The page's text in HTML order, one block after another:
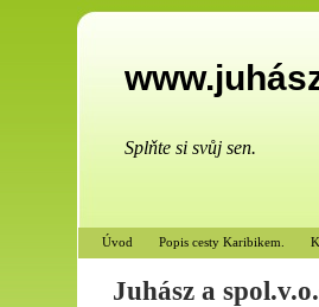
Splňte si svůj sen.
Úvod Popis cesty Karibikem.
Juhász a